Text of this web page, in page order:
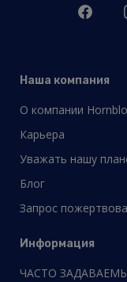
Наша компания
О компании
Карьера
Уважать нашу
Блог
Запрос
Информация
ЧАСТО